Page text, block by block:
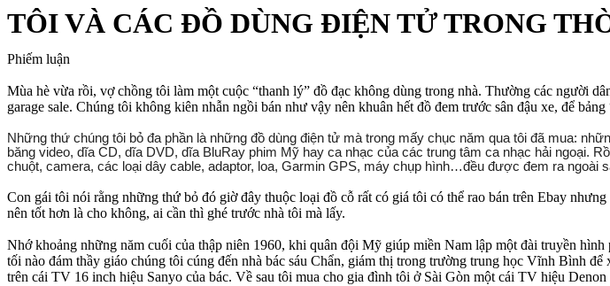
TÔI VÀ CÁC ĐỒ DÙNG ĐIỆN TỬ TRONG
Phiếm luận
Mùa hè vừa rồi, vợ chồng tôi làm một cuộc “thanh lý” đồ đạc không dùng trong nhà. Thường các người
garage sale. Chúng tôi không kiên nhẫn ngồi bán như vậy nên khuân hết đồ đem trước sân đậu xe, để bảng
Những thứ chúng tôi bỏ đa phần là những đồ dùng điện tử mà trong mấy chục năm qua tôi đã mua:
băng video, dĩa CD, dĩa DVD, dĩa BluRay phim Mỹ hay ca nhạc của các trung tâm ca nhạc hải ngoại.
chuột, camera, các loại dây cable, adaptor, loa, Garmin GPS, máy chụp hình…đều được đem ra ngoài
Con gái tôi nói rằng những thứ bỏ đó giờ đây thuộc loại đồ cỗ rất có giá tôi có thể rao bán trên Ebay
nên tốt hơn là cho không, ai cần thì ghé trước nhà tôi mà lấy.
Nhớ khoảng những năm cuối của thập niên 1960, khi quân đội Mỹ giúp miền Nam lập một đài truyền
tối nào đám thầy giáo chúng tôi cúng đến nhà bác sáu Chẩn, giám thị trong trường trung học Vĩnh Bình để
trên cái TV 16 inch hiệu Sanyo của bác. Về sau tôi mua cho gia đình tôi ở Sài Gòn một cái TV hiệu